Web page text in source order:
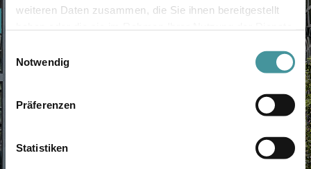
weiteren Daten zusammen, die Sie ihnen bereitgestellt
Notwendig
Präferenzen
Statistiken
0
4